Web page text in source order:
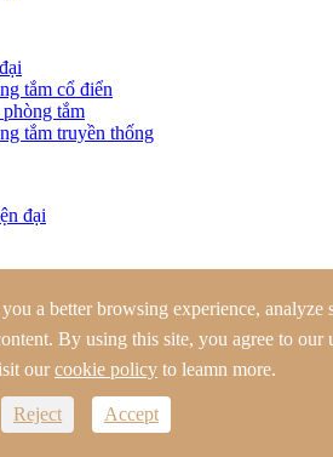
tắm cổ điển
tắm
tắm truyền thống
đại
a better browsing experience, analyze
By using this site, you agree to our
ourcookie policy to leamn more.
Reject Accept